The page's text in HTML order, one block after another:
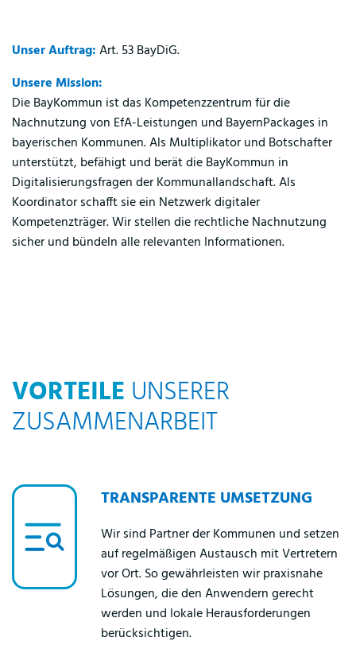
Unser Auftrag:Art. 53 BayDiG.
Unsere Mission:
Die BayKommun ist das Kompetenzzentrum für die
Nachnutzung von EfA-Leistungen und BayernPackages in
bayerischen Kommunen. Als Multiplikator und Botschafter
unterstützt, befähigt und berät die BayKommun in
Digitalisierungsfragen der Kommunallandschaft. Als
Koordinator schafft sie ein Netzwerk digitaler
Kompetenzträger. Wir stellen die rechtliche Nachnutzung
sicher und bündeln alle relevanten Informationen.
VORTEILE UNSERER
ZUSAMMENARBEIT
TRANSPARENTE UMSETZUNG
Wir sind Partner der Kommunen und setzen
auf regelmäßigen Austausch mit Vertretern
vor Ort. So gewährleisten wir praxisnahe
Lösungen, die den Anwendern gerecht
werden und lokale Herausforderungen
berücksichtigen.